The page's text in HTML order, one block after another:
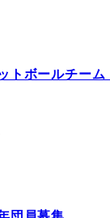
トボールチーム